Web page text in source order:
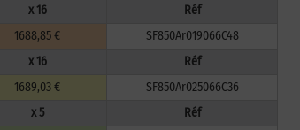
x 16
Réf
1688,85 €
SF850Ar019066C48
x 16
Réf
1689,03 €
SF850Ar025066C36
x 5
Réf